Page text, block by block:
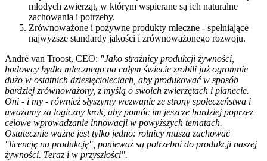
młodych zwierząt, w którym wspierane są ich naturalne
zachowania i potrzeby.
Zrównoważone i pożywne produkty mleczne - spełniające
najwyższe standardy jakości i zrównoważonego rozwoju.
André van Troost, CEO: "Jako strażnicy produkcji żywności,
hodowcy bydła mlecznego na całym świecie zrobili już ogromnie
dużo w ostatnich dziesięcioleciach, aby produkować w sposób
bardziej zrównoważony, z myślą o swoich zwierzętach i planecie.
Oni - i my - również słyszymy wezwanie ze strony społeczeństwa i
uważamy za logiczny krok, aby pomóc im jeszcze bardziej poprzez
celowe wprowadzanie innowacji w powyższych tematach.
Ostatecznie ważne jest tylko jedno: rolnicy muszą zachować
"licencję na produkcję", ponieważ są potrzebni do produkcji naszej
żywności. Teraz i w przyszłości".